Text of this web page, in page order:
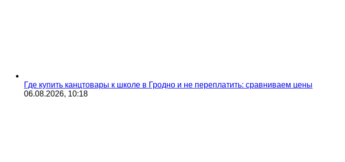
Где купить канцтовары к школе в Гродно и не переплатить: сравниваем цены
06.08.2026, 10:18